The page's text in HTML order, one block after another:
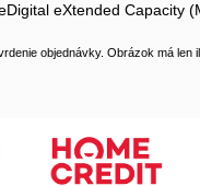
eXtended Capacity
objednávky. Obrázok má len